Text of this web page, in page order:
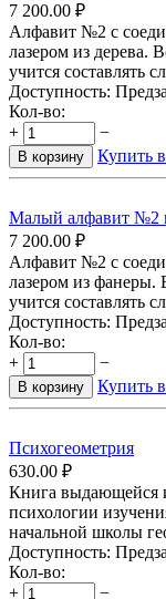
7 200.00 ₽
Алфавит №2 с
лазером из дерева.
учится составлять
Доступность:
Кол-во:
+
−
В корзину Купить
Малый алфавит №2
7 200.00 ₽
Алфавит №2 с
лазером из фанеры.
учится составлять
Доступность:
Кол-во:
+
−
В корзину Купить
Психогеометрия
630.00 ₽
Книга выдающейся
психологии
начальной школы
Доступность:
Кол-во:
+
−